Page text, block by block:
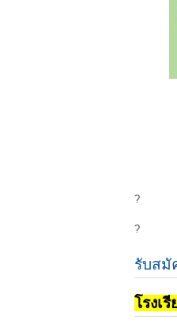
?
?
รับสมั
โรงเ